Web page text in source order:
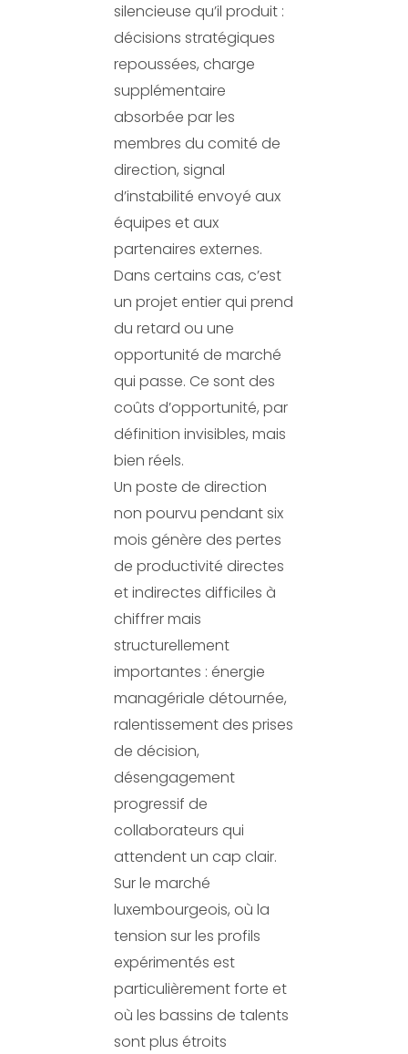
silencieuse qu’il produit :
décisions stratégiques
repoussées, charge
supplémentaire
absorbée par les
membres du comité de
direction, signal
d’instabilité envoyé aux
équipes et aux
partenaires externes.
Dans certains cas, c’est
un projet entier qui prend
du retard ou une
opportunité de marché
qui passe. Ce sont des
coûts d’opportunité, par
définition invisibles, mais
bien réels.
Un poste de direction
non pourvu pendant six
mois génère des pertes
de productivité directes
et indirectes difficiles à
chiffrer mais
structurellement
importantes : énergie
managériale détournée,
ralentissement des prises
de décision,
désengagement
progressif de
collaborateurs qui
attendent un cap clair.
Sur le marché
luxembourgeois, où la
tension sur les profils
expérimentés est
particulièrement forte et
où les bassins de talents
sont plus étroits